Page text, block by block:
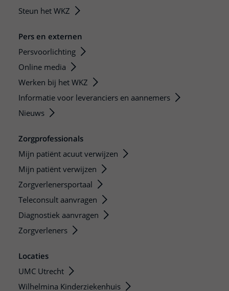
Steun het WKZ
Pers en externen
Persvoorlichting
Online media
Werken bij het WKZ
Informatie voor leveranciers en aannemers
Nieuws
Zorgprofessionals
Mijn patiënt acuut verwijzen
Mijn patiënt verwijzen
Zorgverlenersportaal
Teleconsult aanvragen
Diagnostiek aanvragen
Zorgverleners
Locaties
UMC Utrecht
Wilhelmina Kinderziekenhuis